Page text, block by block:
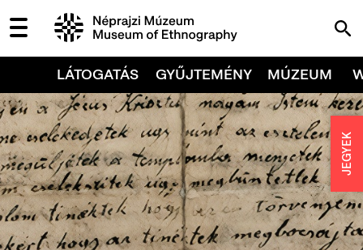
LÁTOGATÁS GYŰJTEMÉNY MÚZEUM
JEGYEK